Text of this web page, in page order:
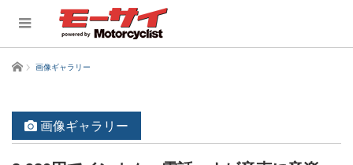
ホーム 画像ギャラリー
画像ギャラリー